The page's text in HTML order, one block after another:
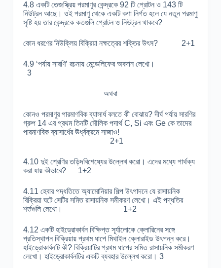
4.8 একটি তেজস্ক্রিয় পরমাণুর কেন্দ্রকে 92 টি প্রোটন ও 143 টি
নিউট্রন আছে। ওই পরমাণু থেকে একটি কণা নির্গত হলে যে নতুন পরমাণু
সৃষ্টি হয় তার কেন্দ্রকে কতগুলি প্রোটন ও নিউট্রন থাকবে?
কোন ধরণের নিউক্লিয় বিক্রিয়া নক্ষত্রের শক্তির উৎস? 2+1
4.9 ‘পর্যায় সারণি’ রচনায় মেন্ডেলিফের অবদান লেখো।
3
অথবা
কোনও পরমাণুর পারমাণবিক ব্যাসার্ধ বলতে কী বোঝায়? দীর্ঘ পর্যায় সারণির
গ্রুপ 14 এর প্রথম তিনটি মৌলিক পদার্থ C, Si এবং Ge কে তাদের
পারমাণবিক ব্যাসার্ধের ঊর্ধ্বক্রমে সাজাও!
2+1
4.10 দুই শ্রেণির তড়িদবিশেষ্যের উল্লেখ করো। এদের মধ্যে পার্থক্য
করা যায় কীভাবে? 1+2
4.11 হেবার পদ্ধতিতে অ্যামোনিয়ার শিল্প উৎপাদনে যে রাসায়নিক
বিক্রিয়া ঘটে সেটির সমিত রাসায়নিক সমীকরণ লেখো। এই পদ্ধতির
শর্তগুলি লেখো। 1+2
4.12 একটি হাইড্রোকার্বন বিক্ষিপ্ত সূর্যালোকে ক্লোরিনের সঙ্গে
প্রতিস্থাপন বিক্রিয়ায় প্রথম ধাপে মিথাইল ক্লোরাইড উৎপন্ন করে।
হাইড্রোকার্বনটি কী? বিক্রিয়াটির প্রথম ধাপের সমিত রাসায়নিক সমীকরণ
লেখো। হাইড্রোকার্বনটির একটি ব্যবহার উল্লেখ করো। 3